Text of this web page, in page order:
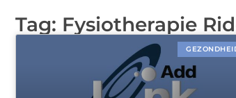
Tag: Fysiotherapie